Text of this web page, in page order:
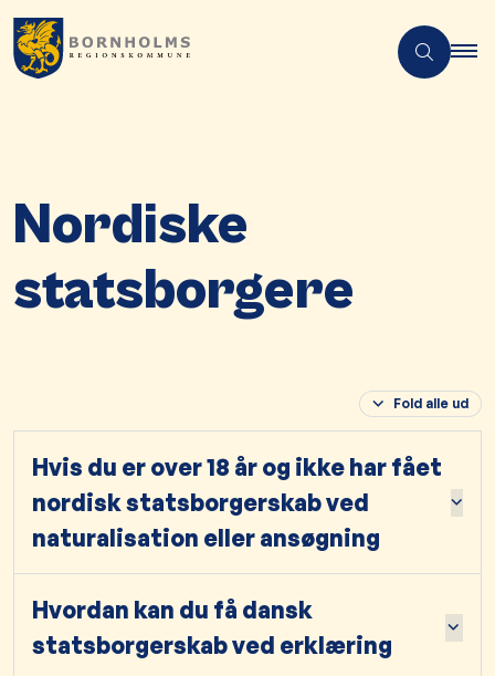
Nordiske
statsborgere
Fold alle ud
Hvis du er over 18 år og ikke har fået
nordisk statsborgerskab ved
naturalisation eller ansøgning
Hvordan kan du få dansk
statsborgerskab ved erklæring